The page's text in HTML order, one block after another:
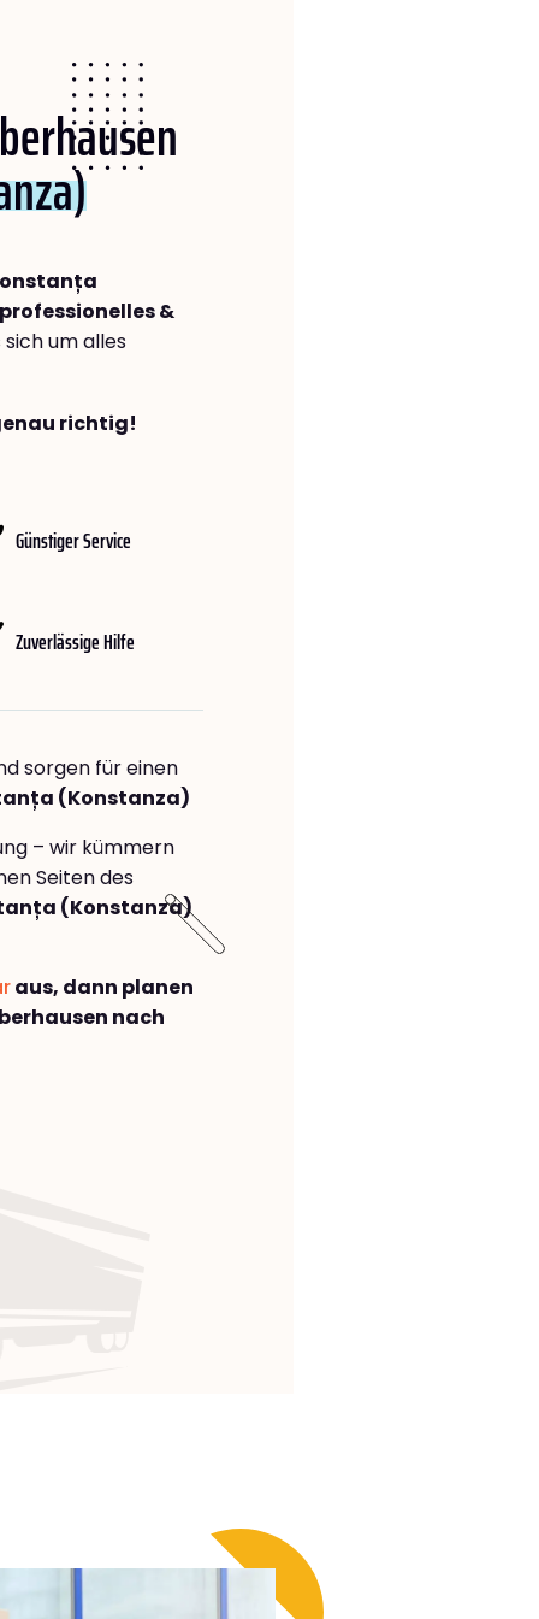
professionelles &
sich um alles
richtig!
Günstiger Service
Zuverlässige Hilfe
sorgen für einen
(Konstanza)
– wir kümmern
Seiten des
(Konstanza)
aus, dann planen
nach